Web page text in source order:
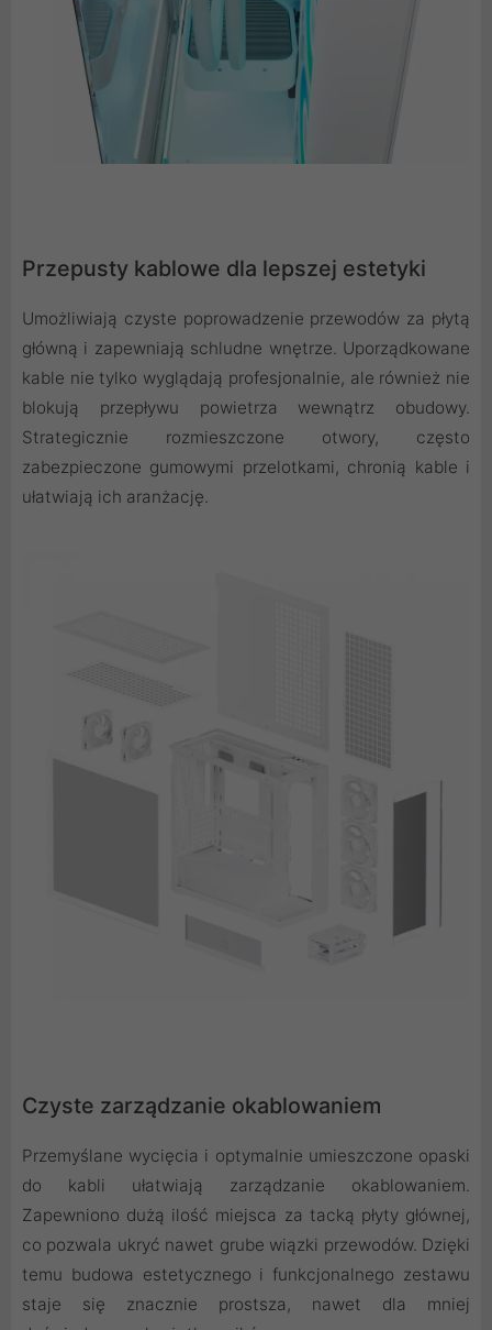
Przepusty kablowe dla lepszej estetyki
Umożliwiają czyste poprowadzenie przewodów za płytą
główną i zapewniają schludne wnętrze. Uporządkowane
kable nie tylko wyglądają profesjonalnie, ale również nie
blokują przepływu powietrza wewnątrz obudowy.
Strategicznie rozmieszczone otwory, często
zabezpieczone gumowymi przelotkami, chronią kable i
ułatwiają ich aranżację.
Czyste zarządzanie okablowaniem
Przemyślane wycięcia i optymalnie umieszczone opaski
do kabli ułatwiają zarządzanie okablowaniem.
Zapewniono dużą ilość miejsca za tacką płyty głównej,
co pozwala ukryć nawet grube wiązki przewodów. Dzięki
temu budowa estetycznego i funkcjonalnego zestawu
staje się znacznie prostsza, nawet dla mniej